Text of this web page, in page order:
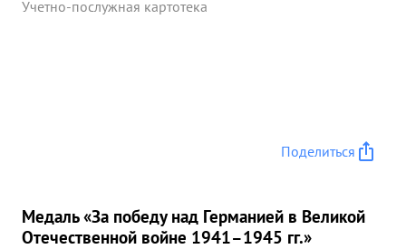
Учетно-послужная картотека
Поделиться
Медаль «За победу над Германией в Великой
Отечественной войне 1941–1945 гг.»